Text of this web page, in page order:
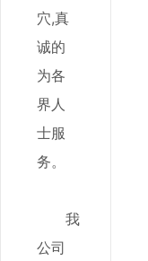
穴,真
诚的
为各
界人
士服
务。
我
公司